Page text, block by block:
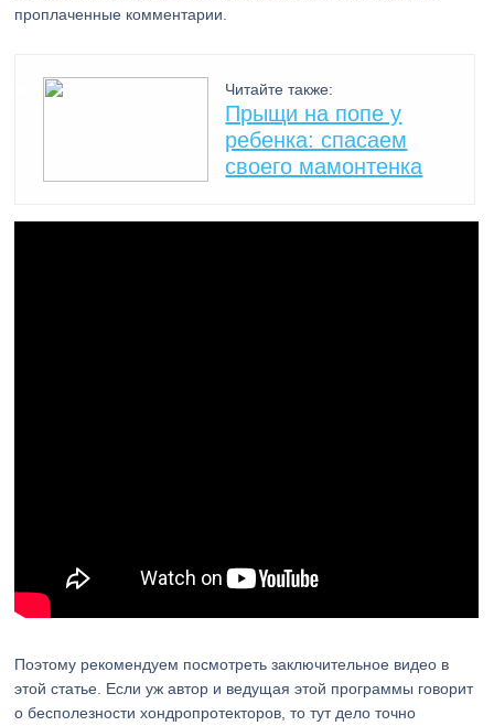
проплаченные комментарии.
Читайте также:
Прыщи на попе у
ребенка: спасаем
своего мамонтенка
Поэтому рекомендуем посмотреть заключительное видео в
этой статье. Если уж автор и ведущая этой программы говорит
о бесполезности хондропротекторов, то тут дело точно